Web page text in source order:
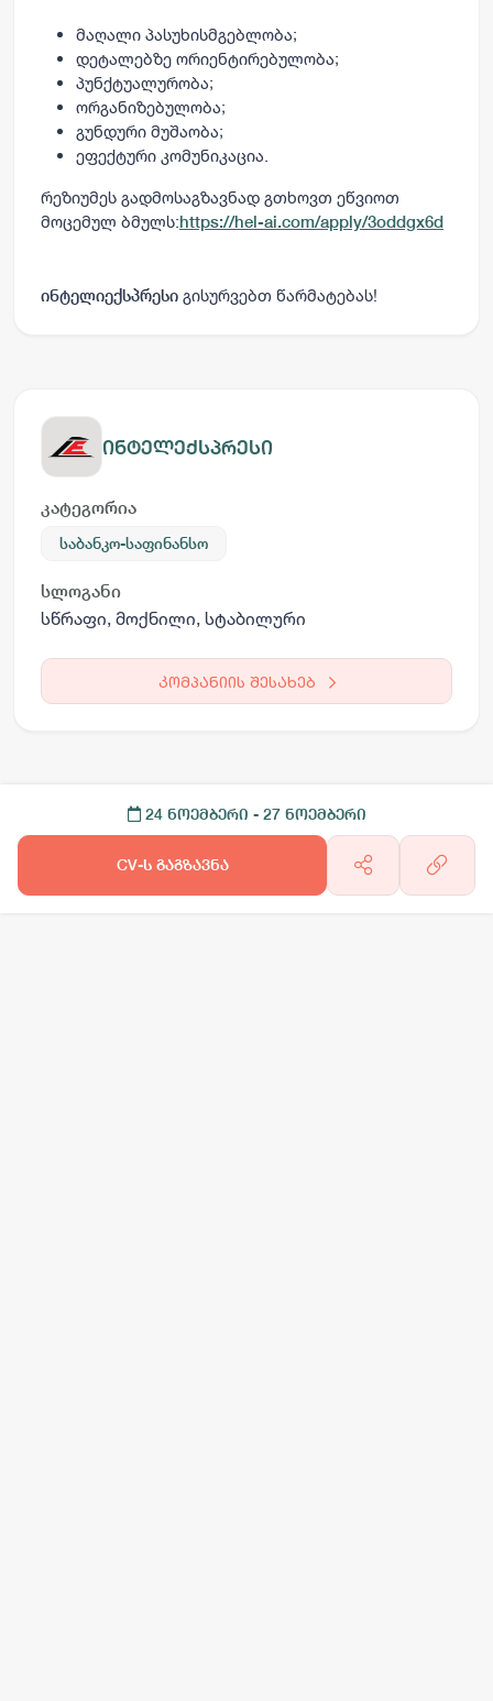
მაღალი პასუხისმგებლობა;
დეტალებზე ორიენტირებულობა;
პუნქტუალურობა;
ორგანიზებულობა;
გუნდური მუშაობა;
ეფექტური კომუნიკაცია.
რეზიუმეს გადმოსაგზავნად გთხოვთ ეწვიოთ
მოცემულ ბმულს:https://hel-ai.com/apply/3oddgx6d
ინტელიექსპრესი გისურვებთ წარმატებას!
ინტელექსპრესი
კატეგორია
საბანკო-საფინანსო
სლოგანი
სწრაფი, მოქნილი, სტაბილური
კომპანიის შესახებ
24 ნოემბერი - 27 ნოემბერი
CV-ს გაგზავნა